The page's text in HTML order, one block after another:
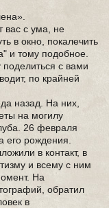
вас с ума, не
в окно, покалечить
и тому подобное.
поделиться с вами
по крайней
назад. На них,
на могилу
26 февраля
его рождения.
в контакт, в
и всему с ним
На
обратил
в